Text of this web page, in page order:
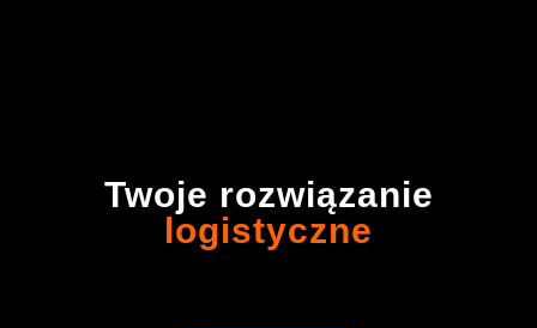
Twoje rozwiązanie
logistyczne